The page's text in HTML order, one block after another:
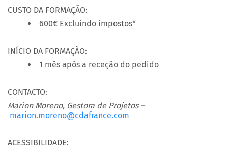
CUSTO DA FORMAÇÃO:
600€ Excluindo impostos*
INÍCIO DA FORMAÇÃO:
1 mês após a receção do pedido
CONTACTO:
Marion Moreno, Gestora de Projetos –
marion.moreno@cdafrance.com
ACESSIBILIDADE: